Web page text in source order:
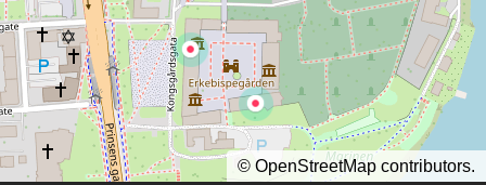
© OpenStreetMap contributors.